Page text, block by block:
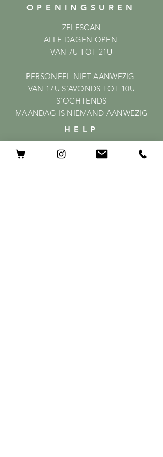
OPENINGSUREN
ZELFSCAN
ALLE DAGEN OPEN
VAN 7U TOT 21U
PERSONEEL NIET AANWEZIG
VAN 17U S'AVONDS TOT 10U
S'OCHTENDS
MAANDAG IS NIEMAND AANWEZIG
HELP
Privacy Policy